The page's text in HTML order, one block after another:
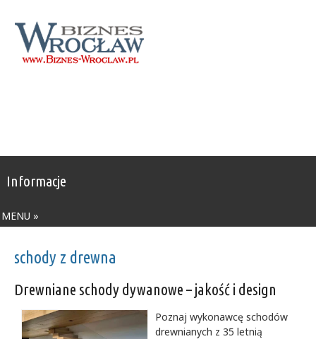
Informacje
MENU »
schody z drewna
Drewniane schody dywanowe – jakość i design
Poznaj wykonawcę schodów
drewnianych z 35 letnią